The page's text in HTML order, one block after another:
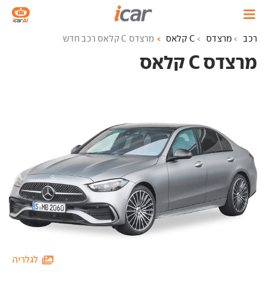
רכב מרצדס C קלאס מרצדס C קלאס רכב חדש
מרצדס C קלאס ‏
לגלריה